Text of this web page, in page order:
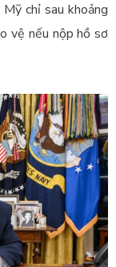
chỉ sau khoảng
vệ nếu nộp hồ sơ